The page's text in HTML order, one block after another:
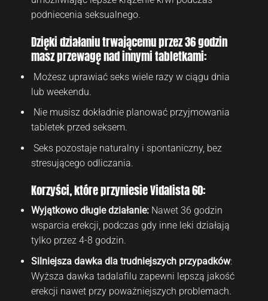
podniecenia seksualnego.
Dzięki działaniu trwającemu przez 36 godzin
masz przewagę nad innymi tabletkami:
Możesz uprawiać seks wiele razy w ciągu dnia
lub weekendu.
Nie musisz dokładnie planować przyjmowania
tabletek przed seksem.
Seks pozostaje naturalny i spontaniczny, bez
stresującego odliczania.
Korzyści, które przyniesie Vidalista 60:
Wyjątkowo długie działanie:Nawet 36 godzin
wsparcia erekcji, podczas gdy inne leki działają
tylko przez 4-8 godzin.
Silniejsza dawka dla trudniejszych przypadków:
Wyższa dawka tadalafilu zapewni lepszą jakość
erekcji nawet przy poważniejszych problemach.